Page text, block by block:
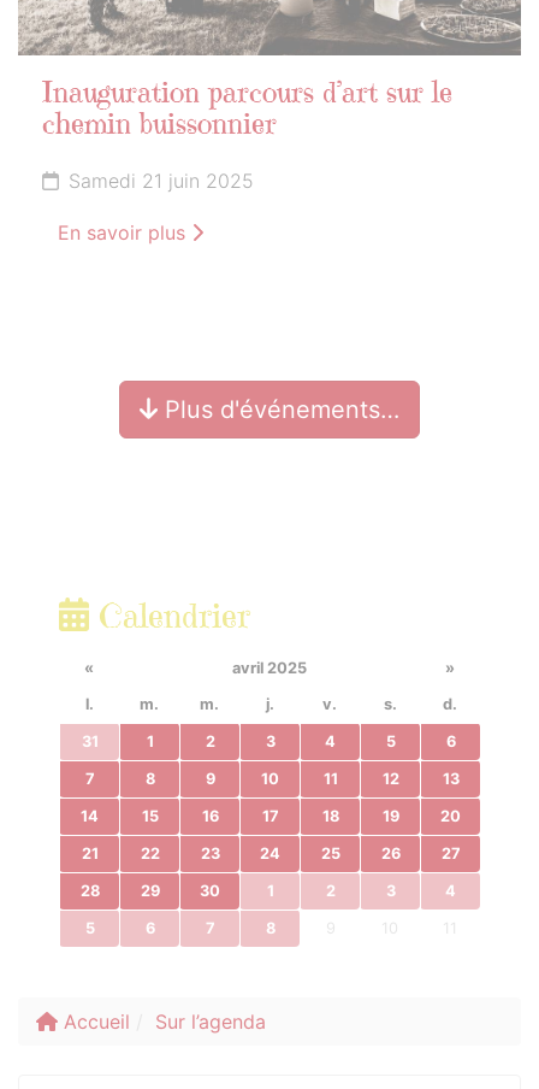
Inauguration parcours d’art sur le
chemin buissonnier
Samedi 21 juin 2025
En savoir plus
Plus d'événements…
Calendrier
« avril 2025
»
l.
m. m. j. v. s. d.
31 1 2 3 4 5 6
7 8 9 10 11 12 13
14 15 16 17 18 19 20
21 22 23 24 25 26 27
28 29 30 1 2 3 4
5 6 7 8 9 10
Accueil Sur l’agenda